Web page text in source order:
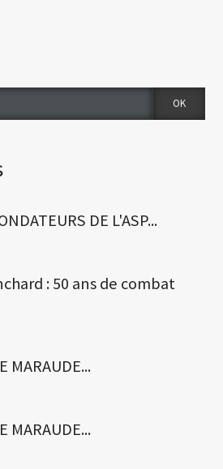
DE L'ASP...
: 50 ans de combat
MARAUDE...
MARAUDE...